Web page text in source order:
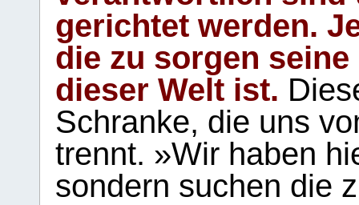
gerichtet werden.
die zu sorgen
dieser Welt ist.
Schranke, die uns
trennt. »Wir haben
sondern suchen die